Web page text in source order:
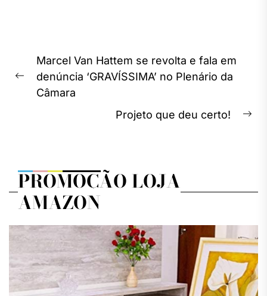
Navegação
de
Post
Previous
post:
Marcel Van Hattem se revolta e fala em
denúncia ‘GRAVÍSSIMA’ no Plenário da
Câmara
Projeto que deu certo!
PROMOÇÃO LOJA
AMAZON